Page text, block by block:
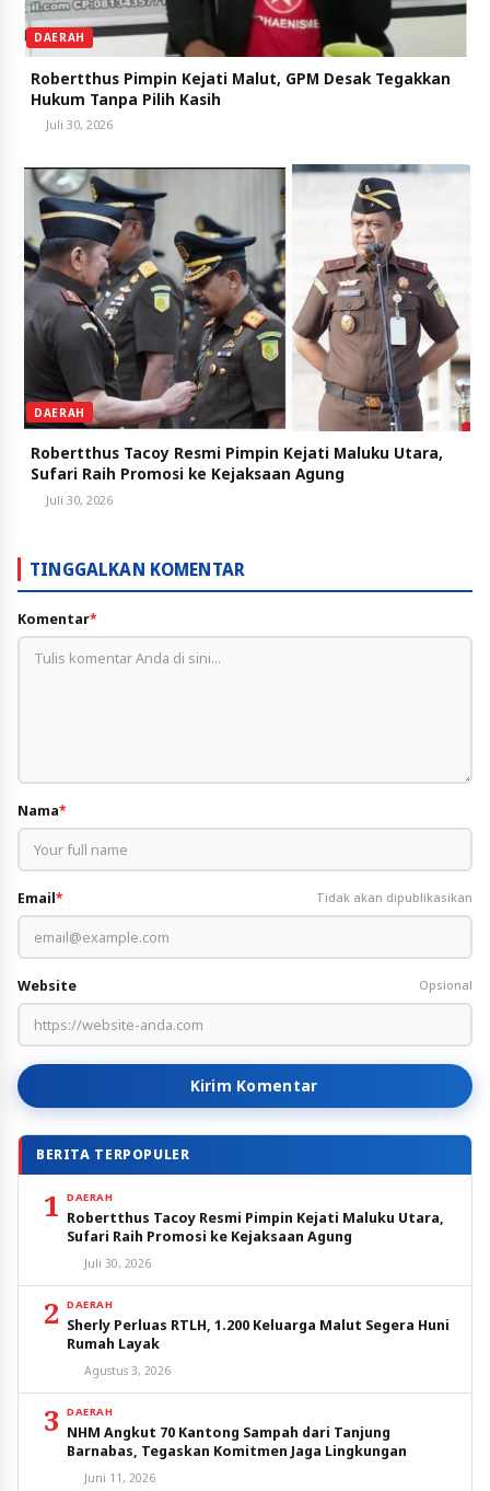
DAERAH
Robertthus Pimpin Kejati Malut, GPM Desak Tegakkan
Hukum Tanpa Pilih Kasih
Juli 30, 2026
DAERAH
Robertthus Tacoy Resmi Pimpin Kejati Maluku Utara,
Sufari Raih Promosi ke Kejaksaan Agung
Juli 30, 2026
TINGGALKAN KOMENTAR
Komentar*
Nama*
Email* Tidak akan dipublikasikan
Website Opsional
Kirim Komentar
BERITA TERPOPULER
1 DAERAH
Robertthus Tacoy Resmi Pimpin Kejati Maluku Utara,
Sufari Raih Promosi ke Kejaksaan Agung
Juli 30, 2026
2 DAERAH
Sherly Perluas RTLH, 1.200 Keluarga Malut Segera Huni
Rumah Layak
Agustus 3, 2026
3 DAERAH
NHM Angkut 70 Kantong Sampah dari Tanjung
Barnabas, Tegaskan Komitmen Jaga Lingkungan
Juni 11, 2026